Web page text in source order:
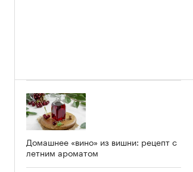
Домашнее «вино» из вишни: рецепт с
летним ароматом